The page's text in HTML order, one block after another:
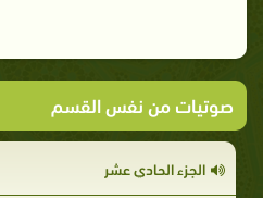
صوتيات من نفس القسم
الجزء الحادي عشر